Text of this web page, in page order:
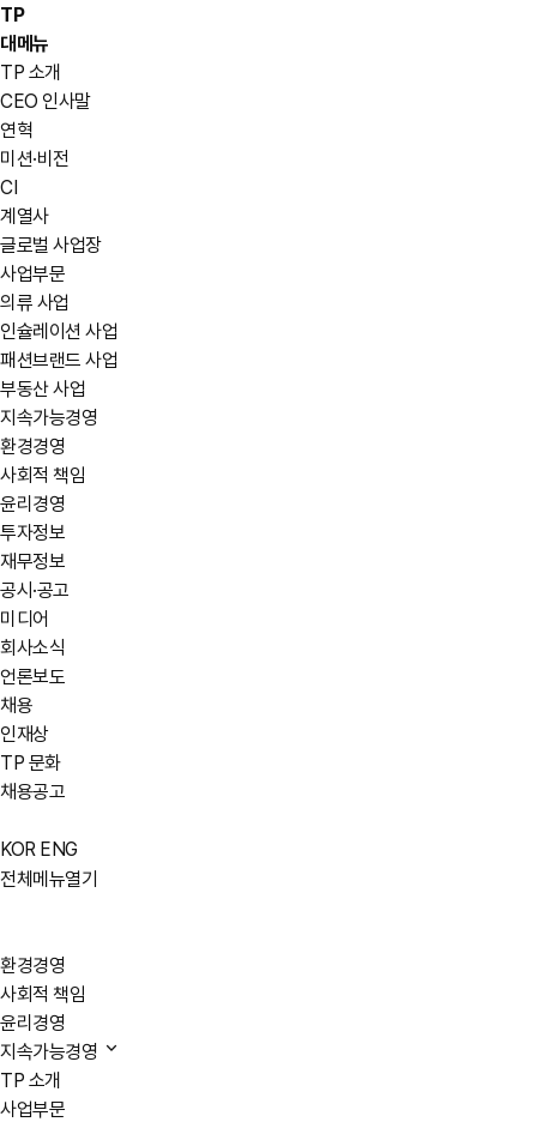
TP
대메뉴
TP 소개
CEO 인사말
연혁
미션·비전
CI
계열사
글로벌 사업장
사업부문
의류 사업
인슐레이션 사업
패션브랜드 사업
부동산 사업
지속가능경영
환경경영
사회적 책임
윤리경영
투자정보
재무정보
공시·공고
미디어
회사소식
언론보도
채용
인재상
TP 문화
채용공고
KOR ENG
전체메뉴열기
환경경영
사회적 책임
윤리경영
지속가능경영
TP 소개
사업부문